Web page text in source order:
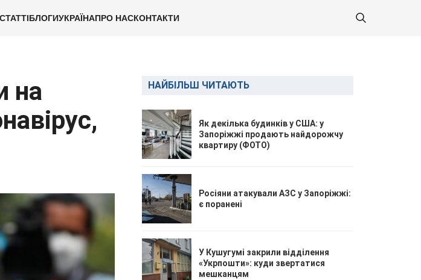
БЛОГИУКРАЇНАПРО НАСКОНТАКТИ
на
НАЙБІЛЬШ ЧИТАЮТЬ
Як декілька будинків у США: у
Запоріжжі продають найдорожчу
квартиру (ФОТО)
Росіяни атакували АЗС у Запоріжжі:
є поранені
У Кушугумі закрили відділення
«Укрпошти»: куди звертатися
мешканцям